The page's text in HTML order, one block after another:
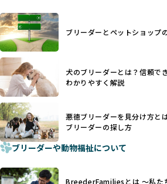
さらに、書類審査のみで掲載が許可され
際の飼育環境やブリーダーの姿勢が見
す。こうしたサイトでは、ブリーダーが
あり、実際の現場や日々のケアの状況が
利優先の「悪徳ブリーダー」が含まれ
す。
BreederFamiliesでは、ワンちゃんを大
ーダー」のみを紹介するために、法令を
設け、ブリーダーの理念や飼育環境の
ています。
一部の営利優先のブリーディングでは、
えずに大量繁殖が行われ、親犬が心身と
が見られます。さらに、コストカット
ヨーロッパ諸国ではこうした処置が禁止
日本ではいまだ行われる場合がありま
優良ブリーダーは動物福祉を優先し、ワ
を大切にするため断尾・断耳を行いませ
一方、営利優先ブリーダーでは「見た
ことを理由に断尾や断耳を行うことが
で処置するケースも見受けられます。
「耳やしっぽを切らない」詳細はこちら
犬種ごとに異なる健康リスクや育て方の
適切に対応するためには、深い知識と豊
せん。現在、犬種は200種類以上あり、
たとえば、パグは呼吸器系のトラブルを
ブリーダーとペットショップ
犬のブリーダーとは？信頼で
わかりやすく解説
悪徳ブリーダーを見分け方と
ブリーダーの探し方
ブリーダーや動物福祉について
BreederFamiliesとは 〜私た